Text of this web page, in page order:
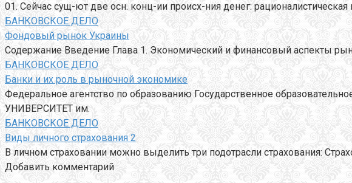
01. Сейчас сущ-ют две осн. конц-ии происх-ния денег:
БАНКОВСКОЕ ДЕЛО
Фондовый рынок Украины
Содержание Введение Глава 1. Экономический и финансовый аспекты
БАНКОВСКОЕ ДЕЛО
Банки и их роль в рыночной экономике
Федеральное агентство по образованию Государственное
УНИВЕРСИТЕТ им.
БАНКОВСКОЕ ДЕЛО
Виды личного страхования 2
В личном страховании можно выделить три подотрасли страхования:
Добавить комментарий